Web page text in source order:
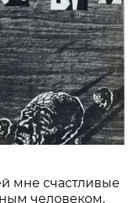
мне счастливые
человеком,